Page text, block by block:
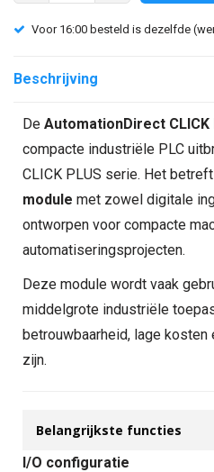
Voor 16:00 besteld is dezelfde
Beschrijving
De AutomationDirect CLICK
compacte industriële PLC
CLICK PLUS serie. Het
module met zowel digitale
ontworpen voor compacte
automatiseringsprojecten.
Deze module wordt vaak
middelgrote industriële
betrouwbaarheid, lage
zijn.
Belangrijkste functies
I/O configuratie